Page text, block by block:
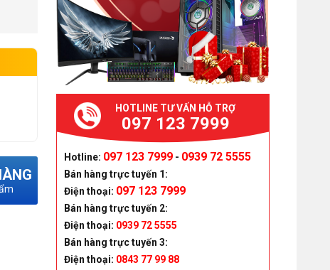
HOTLINE TƯ VẤN HỖ TRỢ
097 123 7999
Hotline: 097 123 7999 - 0939 72 5555
Bán hàng trực tuyến 1:
Điện thoại: 097 123 7999
Bán hàng trực tuyến 2:
Điện thoại: 0939 72 5555
Bán hàng trực tuyến 3:
Điện thoại: 0843 77 99 88